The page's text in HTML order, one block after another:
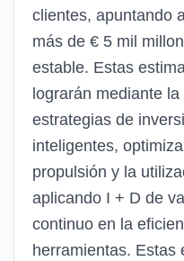
clientes, apuntando
más de € 5 mil
estable. Estas
lograrán mediante
estrategias de
inteligentes,
propulsión y la
aplicando I + D de
continuo en la
herramientas. Estas